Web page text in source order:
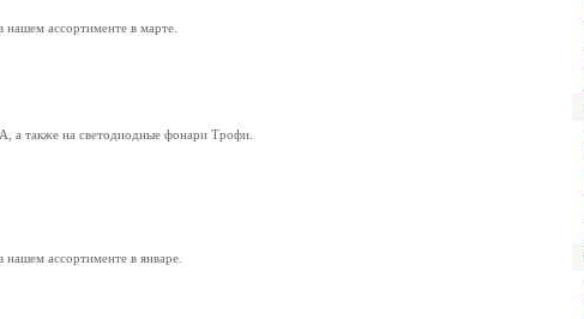
нашем ассортименте в марте.
а также на светодиодные фонари Трофи.
ассортименте в январе.